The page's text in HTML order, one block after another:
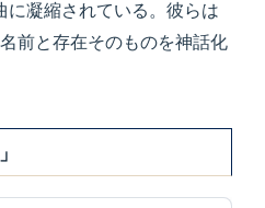
に凝縮されている。彼らは
前と存在そのものを神話化